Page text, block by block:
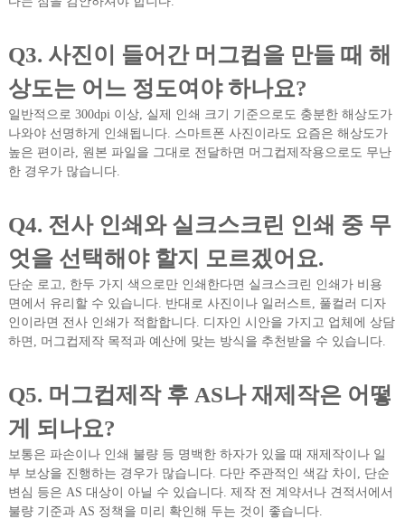
Q3. 사진이 들어간 머그컵을 만들 때 해
상도는 어느 정도여야 하나요?
일반적으로 300dpi 이상, 실제 인쇄 크기 기준으로도 충분한 해상도가
나와야 선명하게 인쇄됩니다. 스마트폰 사진이라도 요즘은 해상도가
높은 편이라, 원본 파일을 그대로 전달하면 머그컵제작용으로도 무난
한 경우가 많습니다.
Q4. 전사 인쇄와 실크스크린 인쇄 중 무
엇을 선택해야 할지 모르겠어요.
단순 로고, 한두 가지 색으로만 인쇄한다면 실크스크린 인쇄가 비용
면에서 유리할 수 있습니다. 반대로 사진이나 일러스트, 풀컬러 디자
인이라면 전사 인쇄가 적합합니다. 디자인 시안을 가지고 업체에 상담
하면, 머그컵제작 목적과 예산에 맞는 방식을 추천받을 수 있습니다.
Q5. 머그컵제작 후 AS나 재제작은 어떻
게 되나요?
보통은 파손이나 인쇄 불량 등 명백한 하자가 있을 때 재제작이나 일
부 보상을 진행하는 경우가 많습니다. 다만 주관적인 색감 차이, 단순
변심 등은 AS 대상이 아닐 수 있습니다. 제작 전 계약서나 견적서에서
불량 기준과 AS 정책을 미리 확인해 두는 것이 좋습니다.